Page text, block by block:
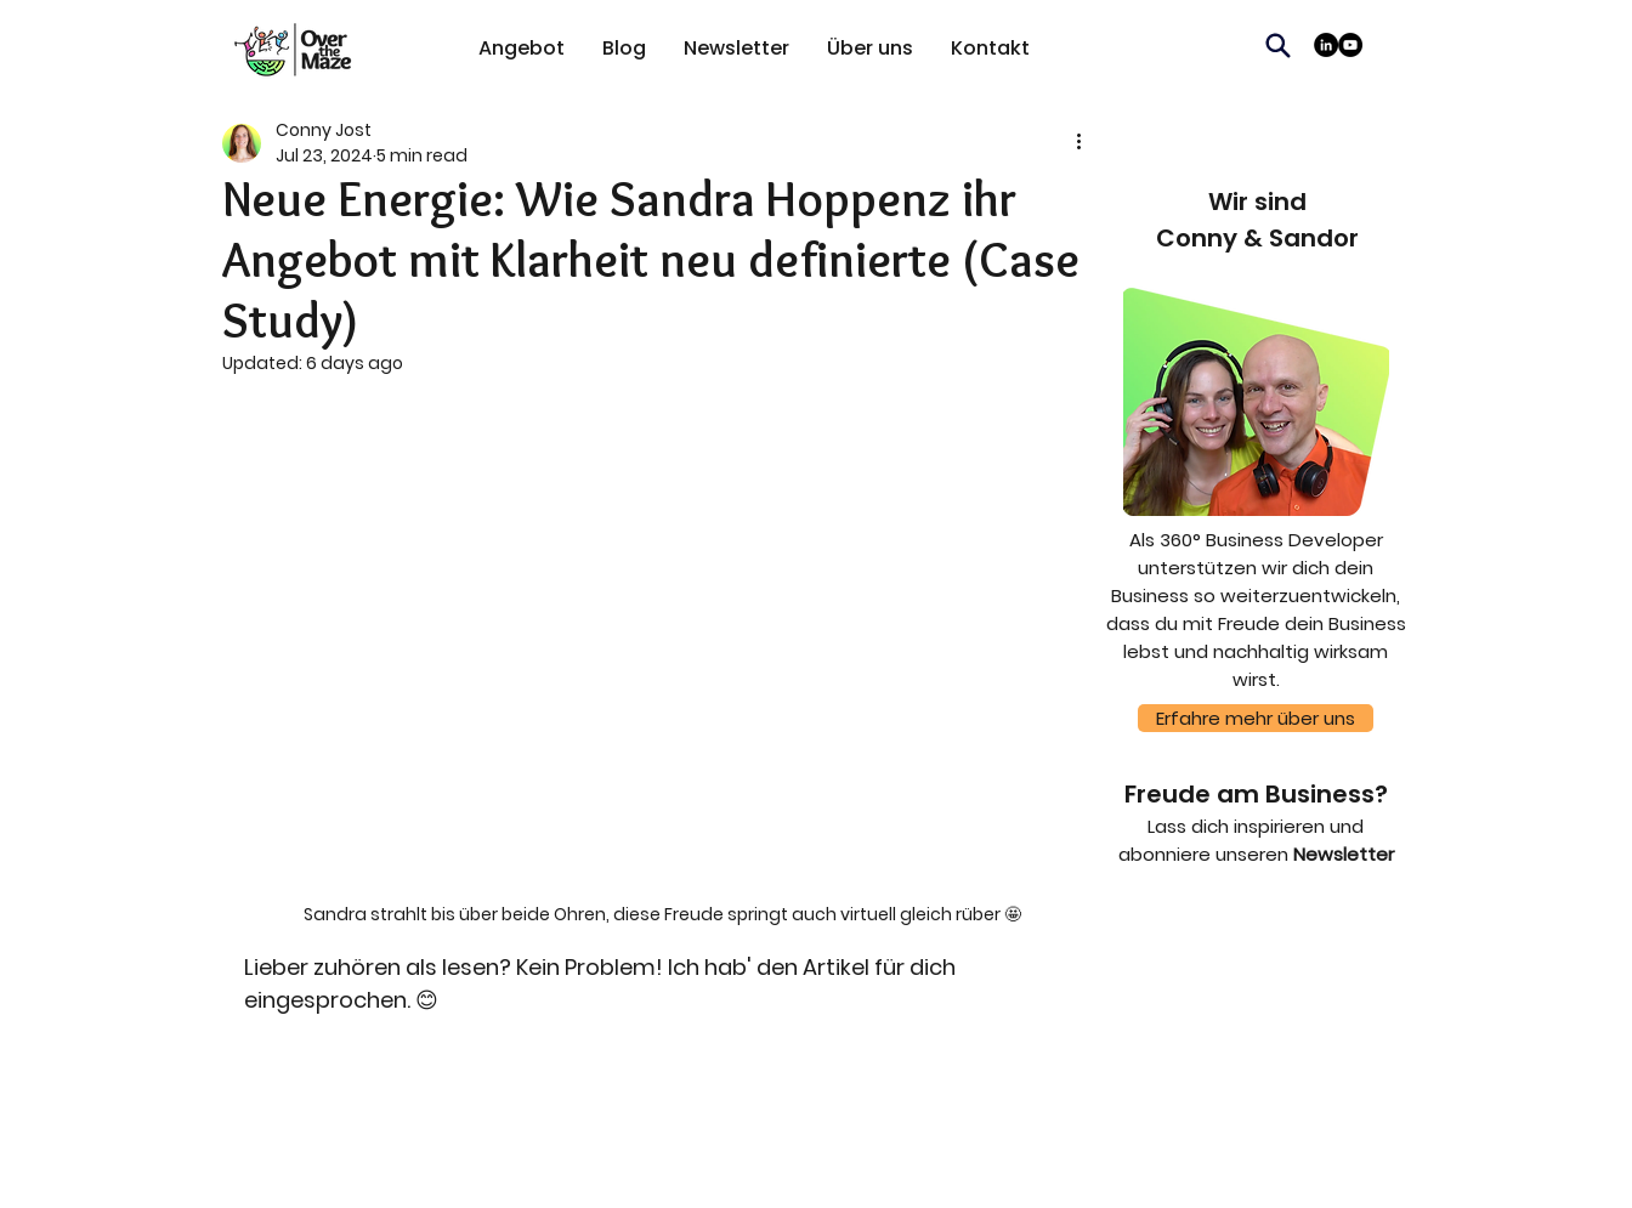
Angebot Blog Newsletter Über uns Kontakt
Neue Energie: Wie Sandra Hoppenz ihr
Angebot mit Klarheit neu definierte (Case
Study)
Conny Jost
Jul 23, 2024 5 min read
Updated: 6 days ago
Sandra strahlt bis über beide Ohren, diese Freude springt auch virtuell gleich rüber 🤩
Lieber zuhören als lesen? Kein Problem! Ich hab' den Artikel für dich
eingesprochen. 😊
Wir sind
Conny & Sandor
Als 360° Business Developer
unterstützen wir dich dein
Business so weiterzuentwickeln,
dass du mit Freude dein Business
lebst und nachhaltig wirksam
wirst.
Erfahre mehr über uns
Freude am Business?
Lass dich inspirieren und
abonniere unseren Newsletter